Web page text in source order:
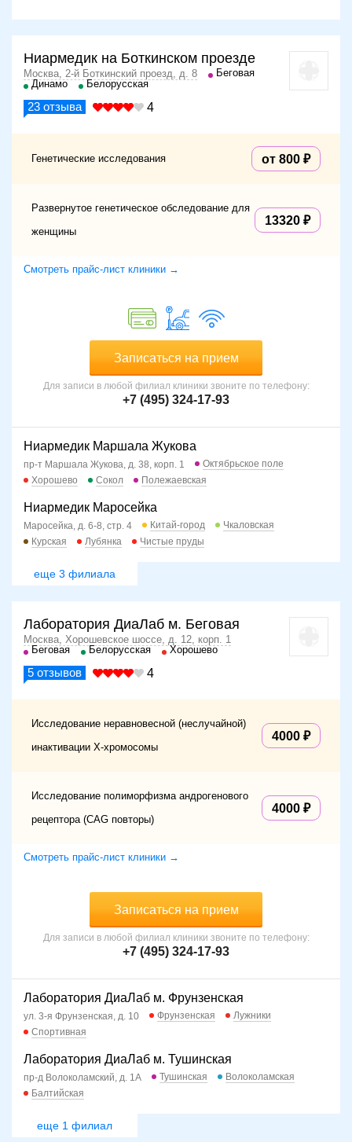
Ниармедик на Боткинском проезде
Москва, 2-й Боткинский проезд, д. 8
Беговая
Динамо
Белорусская
23 отзыва 4
Генетические исследования от 800
Развернутое генетическое обследование для
женщины
13320
Смотреть прайс-лист клиники →
Записаться на прием
Для записи в любой филиал клиники звоните по телефону:
+7 (495) 324-17-93
Ниармедик Маршала Жукова
пр-т Маршала Жукова, д. 38, корп. 1
Октябрьское поле
Хорошево
Сокол Полежаевская
Ниармедик Маросейка
Маросейка, д. 6-8, стр. 4 Китай-город
Чкаловская
Курская
Лубянка Чистые пруды
еще 3 филиала
Лаборатория ДиаЛаб м. Беговая
Москва, Хорошевское шоссе, д. 12, корп. 1
Беговая
Белорусская Хорошево
5 отзывов 4
Исследование неравновесной (неслучайной)
инактивации Х-хромосомы
4000
Исследование полиморфизма андрогенового
рецептора (CAG повторы)
4000
Смотреть прайс-лист клиники →
Записаться на прием
Для записи в любой филиал клиники звоните по телефону:
+7 (495) 324-17-93
Лаборатория ДиаЛаб м. Фрунзенская
ул. 3-я Фрунзенская, д. 10 Фрунзенская
Лужники
Спортивная
Лаборатория ДиаЛаб м. Тушинская
пр-д Волоколамский, д. 1А Тушинская
Волоколамская
Балтийская
еще 1 филиал